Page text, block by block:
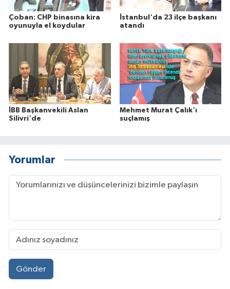
Çoban: CHP binasına kira
oyunuyla el koydular
İstanbul'da 23 ilçe başkanı
atandı
İBB Başkanvekili Aslan
Silivri'de
Mehmet Murat Çalık'ı
suçlamış
Yorumlar
Gönder